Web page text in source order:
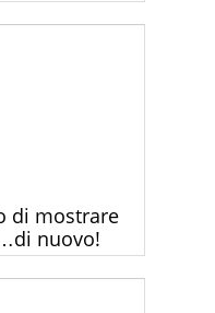
di mostrare
nuovo!
spesso la
in più.